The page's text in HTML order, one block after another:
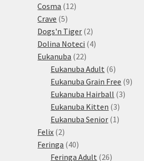
Cosma 1212
Crave 55
produktů
Dogs'n Tiger 22
produkty
Dolina Noteci 44
Eukanuba 2222
produktů
Eukanuba Adult 66
produktů
Eukanuba Grain Free 99
Eukanuba Hairball 33
Eukanuba Kitten 33
produkty
Eukanuba Senior 1 1
Felix 22
produkty
Feringa 4040
produktů
Feringa Adult 2626